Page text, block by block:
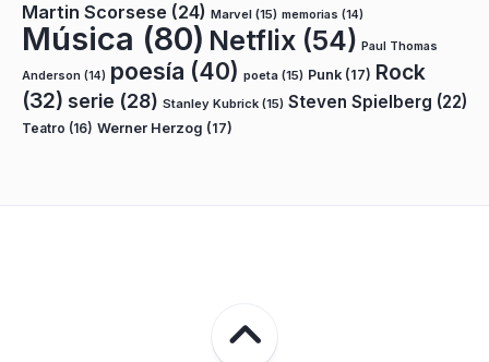
Martin Scorsese (24) Marvel (15) memorias (14)
Música (80) Netflix (54) Paul Thomas
Anderson (14) poesía (40) poeta (15) Punk (17) Rock
(32) serie (28) Stanley Kubrick (15) Steven Spielberg (22)
Teatro (16) Werner Herzog (17)